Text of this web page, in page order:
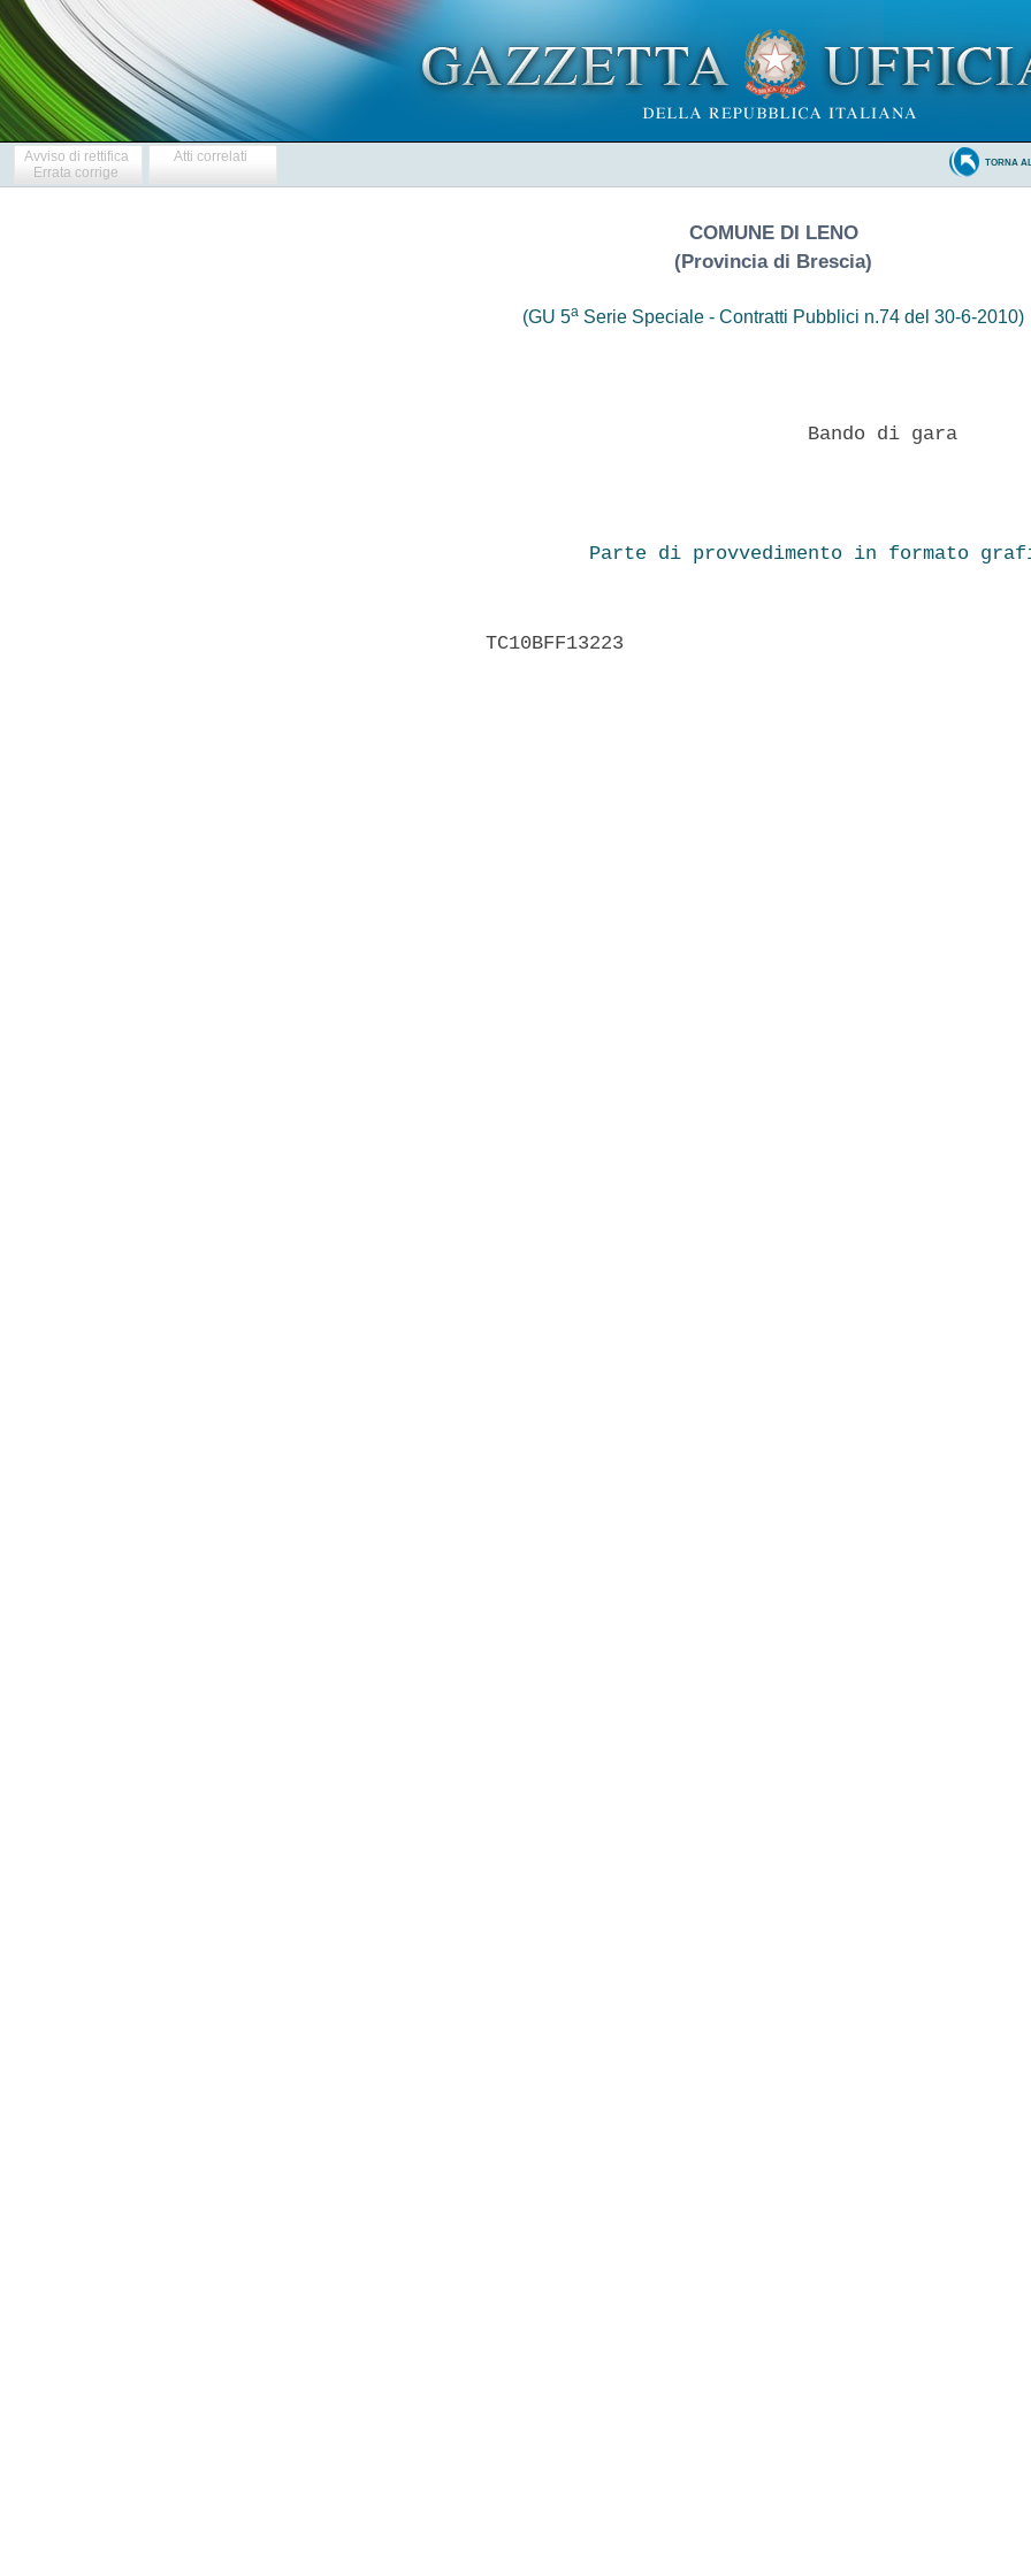
Avviso di rettifica
Errata corrige
Atti correlati TORNA
COMUNE DI LENO
(Provincia di Brescia)
(GU 5a Serie Speciale - Contratti Pubblici n.74 del 30-6-2010)
                            Bando di gara
Parte di provvedimento in formato